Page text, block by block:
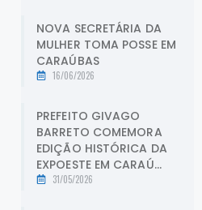
NOVA SECRETÁRIA DA
MULHER TOMA POSSE EM
CARAÚBAS
16/06/2026
PREFEITO GIVAGO
BARRETO COMEMORA
EDIÇÃO HISTÓRICA DA
EXPOESTE EM CARAÚ...
31/05/2026